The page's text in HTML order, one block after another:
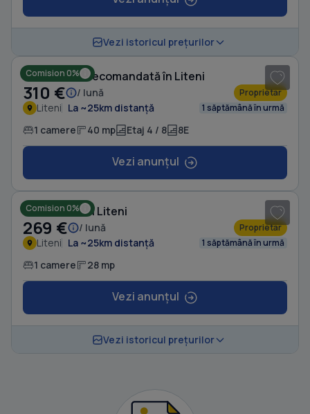
Vezi istoricul prețurilor
Comision 0%
Garsonieră decomandată în Liteni
310 € / lună Proprietar
Liteni La ~25km distanță 1 săptămână în urmă
1 camere 40 mp Etaj 4 / 8 8E
Vezi anunțul
Comision 0%
Garsonieră în Liteni
269 € / lună Proprietar
Liteni La ~25km distanță 1 săptămână în urmă
1 camere 28 mp
Vezi anunțul
Vezi istoricul prețurilor